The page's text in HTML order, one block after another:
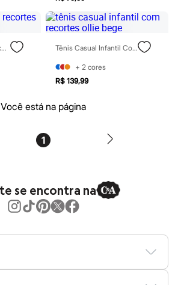
Tênis Casual Com Recortes Ollie Marrom Tênis Casual Infantil Com Recortes Ollie Bege
+ 2 cores
R$ 139,99
Você está na página
1
se encontra na
SaiasCasacosModa PraiaModa Íntima